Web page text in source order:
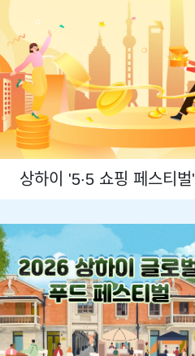
상하이 '5·5 쇼핑 페스티벌'